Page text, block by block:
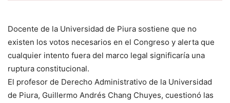
Docente de la Universidad de Piura sostiene que no
existen los votos necesarios en el Congreso y alerta que
cualquier intento fuera del marco legal significaría una
ruptura constitucional.
El profesor de Derecho Administrativo de la Universidad
de Piura, Guillermo Andrés Chang Chuyes, cuestionó las